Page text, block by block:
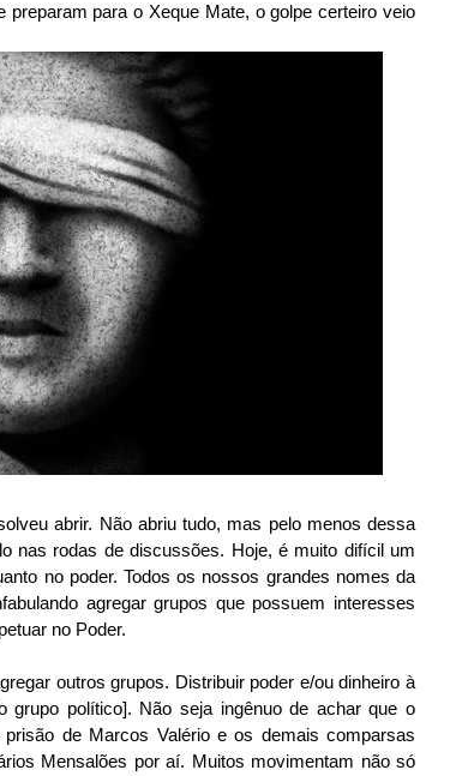
para o Xeque Mate, o golpe certeiro veio
abrir. Não abriu tudo, mas pelo menos dessa
nas rodas de discussões. Hoje, é muito difícil um
no poder. Todos os nossos grandes nomes da
agregar grupos que possuem interesses
no Poder.
outros grupos. Distribuir poder e/ou dinheiro à
político]. Não seja ingênuo de achar que o
de Marcos Valério e os demais comparsas
Mensalões por aí. Muitos movimentam não só